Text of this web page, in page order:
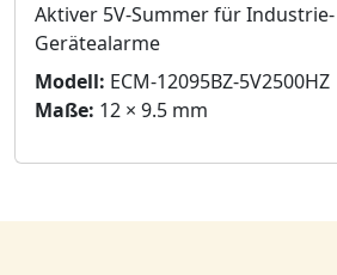
Aktiver 5V-Summer für
Gerätealarme
Modell: ECM-12095BZ-5V2500HZ
Maße: 12 × 9.5 mm